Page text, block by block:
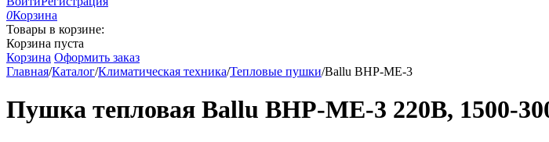
0Корзина
Товары в корзине:
Корзина пуста
Корзина Оформить заказ
Главная/Каталог/Климатическая техника/Тепловые пушки/Ballu BHP-ME-3
Пушка тепловая Ballu BHP-ME-3 220В, 1500-